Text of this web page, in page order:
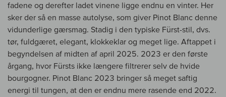
fadene og derefter ladet vinene ligge endnu en vinter. Her
sker der så en masse autolyse, som giver Pinot Blanc denne
vidunderlige gærsmag. Stadig i den typiske Fürst-stil, dvs.
tør, fuldgæret, elegant, klokkeklar og meget lige. Aftappet i
begyndelsen af midten af april 2025. 2023 er den første
årgang, hvor Fürsts ikke længere filtrerer selv de hvide
bourgogner. Pinot Blanc 2023 bringer så meget saftig
energi til tungen, at den er endnu mere rasende end 2022.